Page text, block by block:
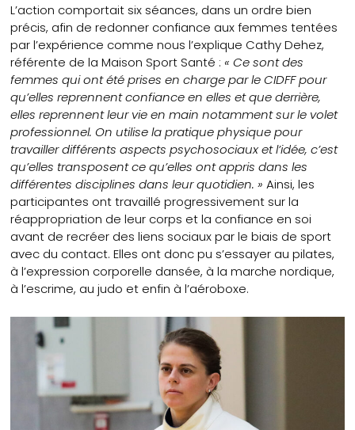
L’action comportait six séances, dans un ordre bien
précis, afin de redonner confiance aux femmes tentées
par l’expérience comme nous l’explique Cathy Dehez,
référente de la Maison Sport Santé :« Ce sont des
femmes qui ont été prises en charge par le CIDFF pour
qu’elles reprennent confiance en elles et que derrière,
elles reprennent leur vie en main notamment sur le volet
professionnel. On utilise la pratique physique pour
travailler différents aspects psychosociaux et l’idée, c’est
qu’elles transposent ce qu’elles ont appris dans les
différentes disciplines dans leur quotidien. » Ainsi, les
participantes ont travaillé progressivement sur la
réappropriation de leur corps et la confiance en soi
avant de recréer des liens sociaux par le biais de sport
avec du contact. Elles ont donc pu s’essayer au pilates,
à l’expression corporelle dansée, à la marche nordique,
à l’escrime, au judo et enfin à l’aéroboxe.